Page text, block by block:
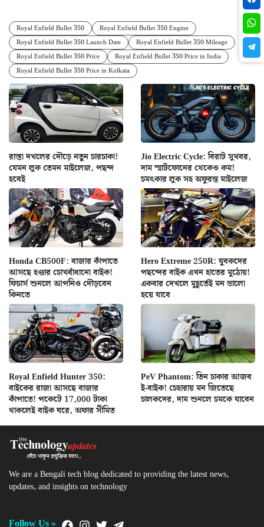
Royal Enfield Bullet 350
Royal Enfield Bullet 350 Engine
Royal Enfield Bullet 350 Launch Date
Royal Enfield Bullet 350 Mileage
Royal Enfield Bullet 350 Price
Royal Enfield Bullet 350 Price in India
Royal Enfield Bullet 350 Price in Kolkata
রাস্তা দখলের দৌড়ে নতুন চারচাকা!
যেমন লুক তেমন মাইলেজ, পছন্দ
হবেই
Jio Electric Cycle: বিরাট সুখবর,
দাম স্মার্টফোনের থেকেও কম!
চমৎকার লুক সহ অফুরন্ত মাইলেজ
Honda CB500F: বাজার কাঁপাতে
আসছে হণ্ডার চোখধাঁধানো বাইক!
ফিচার্স শুনলে আপনিও দৌড়বেন
কিনতে
Hero Extreme 250R: যুবকদের
পছন্দের বাইক এখন হাতের মুঠোয়!
একবার দেখলে মুহূর্তেই মন ভালো
হয়ে যাবে
Royal Enfield Hunter 350:
বাইকের রাজা আসছে বাজার
কাঁপাতে! পকেটে 17,000 টাকা
থাকলেই বাইক ঘরে, অফার সীমিত
PeV Phantom: তিন চাকার আজব
ই-বাইক! চেহারায় মন জিতেছে
চালকদের, দাম শুনলে চমকে যাবেন
We are a Bengali tech blog dedicated to providing the latest news,
updates, and insights on technology
Follow Us »